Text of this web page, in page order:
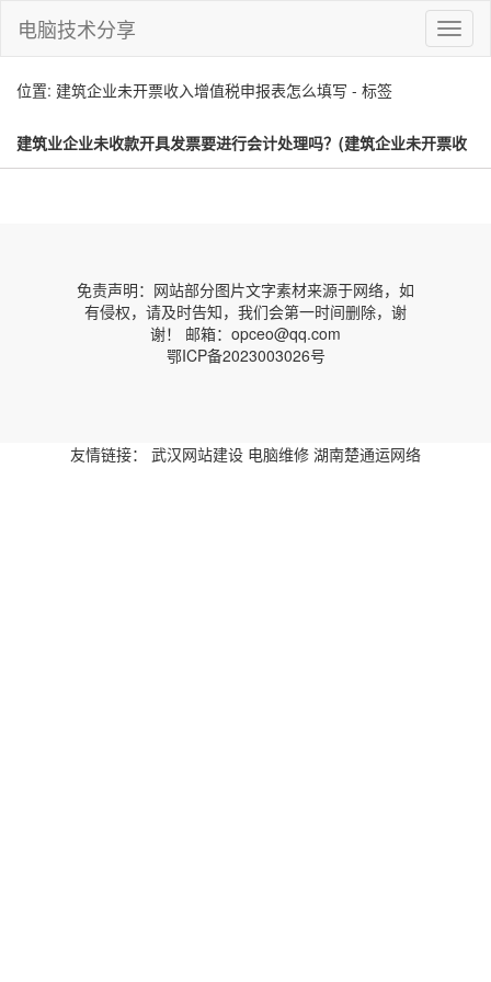
切
换
电脑技术分享
位置: 建筑企业未开票收入增值税申报表怎么填写 - 标签
建筑业企业未收款开具发票要进行会计处理吗？(建筑企业未开票收
入增值税申报表怎么填写)
免责声明：网站部分图片文字素材来源于网络，如
有侵权，请及时告知，我们会第一时间删除，谢
谢！ 邮箱：opceo@qq.com
鄂ICP备2023003026号
友情链接： 武汉网站建设 电脑维修 湖南楚通运网络